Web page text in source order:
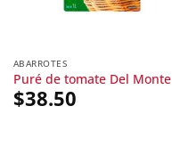
ABARROTES
Puré de tomate Del Monte
$38.50